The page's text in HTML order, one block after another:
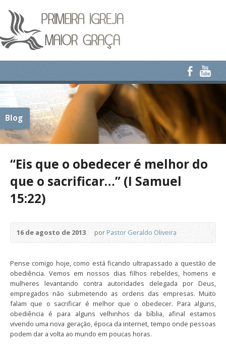
Blog
“Eis que o obedecer é melhor do
que o sacrificar…” (I Samuel
15:22)
16 de agosto de 2013 porPastor Geraldo Oliveira
Pense comigo hoje, como está ficando ultrapassado a questão de
obediência. Vemos em nossos dias filhos rebeldes, homens e
mulheres levantando contra autoridades delegada por Deus,
empregados não submetendo as ordens das empresas. Muito
falam que o sacrificar é melhor que o obedecer. Para alguns,
obediência é para alguns velhinhos da bíblia, afinal estamos
vivendo uma nova geração, época da internet, tempo onde pessoas
podem dar a volta ao mundo em poucas horas.